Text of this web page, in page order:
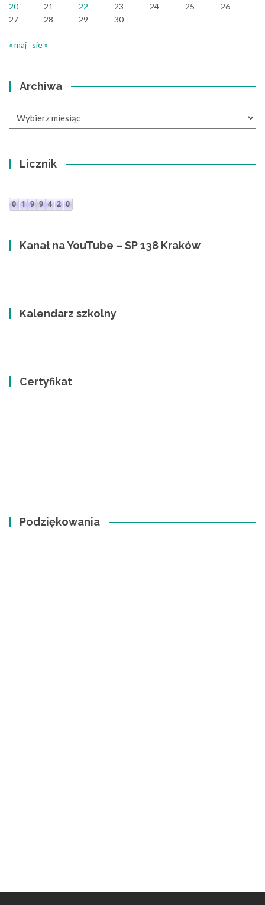
20
21 22 23 24 25
26
27
28 29 30
« maj sie »
Archiwa
Licznik
Kanał na YouTube – SP 138 Kraków
Kalendarz szkolny
Certyfikat
Podziękowania